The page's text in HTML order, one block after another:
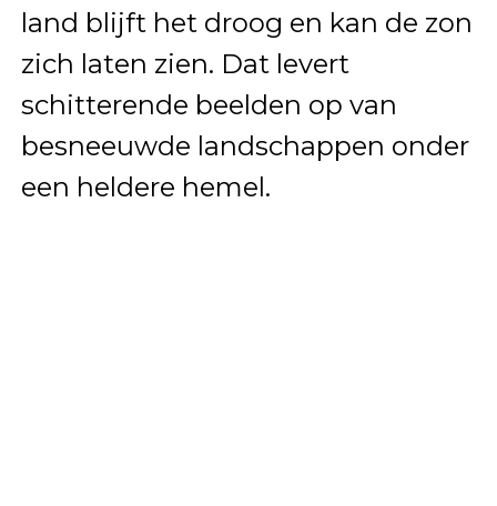
land blijft het droog en kan de zon
zich laten zien. Dat levert
schitterende beelden op van
besneeuwde landschappen onder
een heldere hemel.